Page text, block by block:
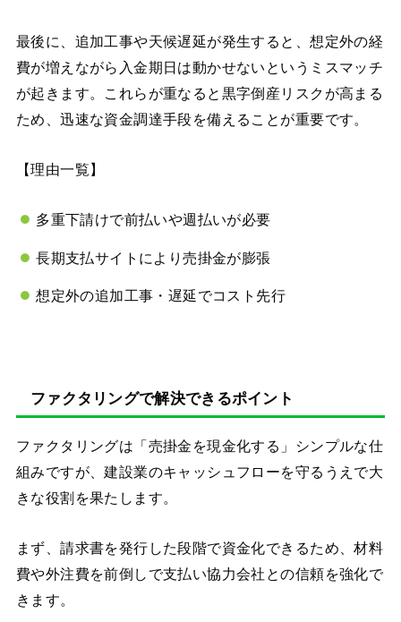
最後に、追加工事や天候遅延が発生すると、想定外の経
費が増えながら入金期日は動かせないというミスマッチ
が起きます。これらが重なると黒字倒産リスクが高まる
ため、迅速な資金調達手段を備えることが重要です。
【理由一覧】
多重下請けで前払いや週払いが必要
長期支払サイトにより売掛金が膨張
想定外の追加工事・遅延でコスト先行
ファクタリングで解決できるポイント
ファクタリングは「売掛金を現金化する」シンプルな仕
組みですが、建設業のキャッシュフローを守るうえで大
きな役割を果たします。
まず、請求書を発行した段階で資金化できるため、材料
費や外注費を前倒しで支払い協力会社との信頼を強化で
きます。